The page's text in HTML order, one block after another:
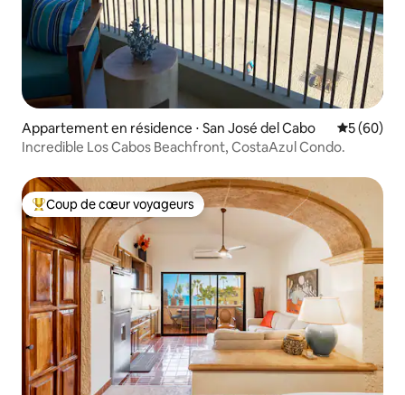
Appartement en résidence ⋅ San José del Cabo
5 (60)
Incredible Los Cabos Beachfront, CostaAzul Condo.
Coups de cœur voyageurs les plus appréciés
Coup de cœur voyageurs